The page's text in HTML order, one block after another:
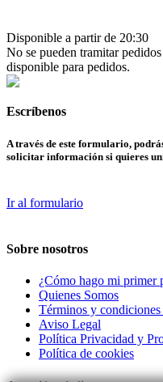
Disponible a partir de 20:30
No se pueden tramitar
disponible para pedidos.
Escríbenos
A través de este formulario,
solicitar información si quieres
Ir al formulario
Sobre nosotros
¿Cómo hago mi primer
Quienes Somos
Términos y condiciones
Aviso Legal
Política Privacidad y
Política de cookies